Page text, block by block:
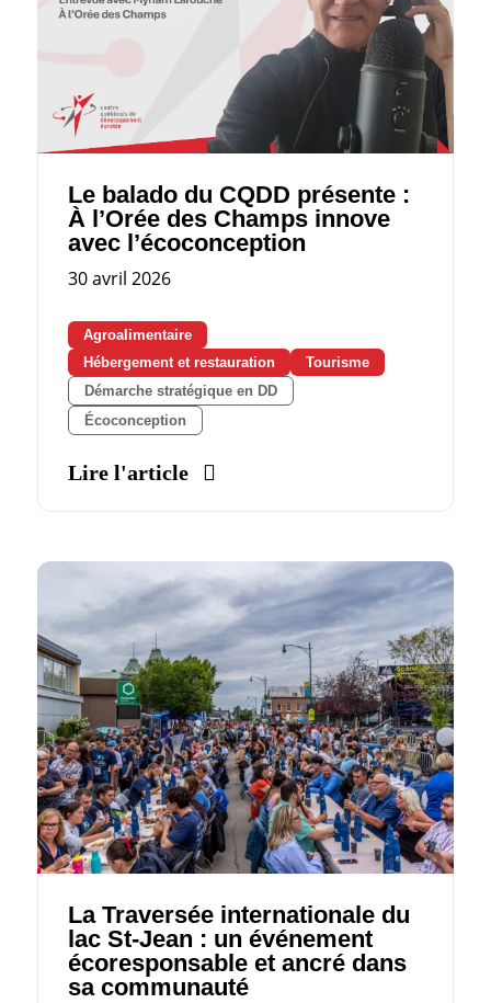
Le balado du CQDD présente :
À l’Orée des Champs innove
avec l’écoconception
30 avril 2026
Agroalimentaire
Hébergement et restauration
Tourisme
Démarche stratégique en DD
Écoconception
Lire l'article
La Traversée internationale du
lac St‑Jean : un événement
écoresponsable et ancré dans
sa communauté